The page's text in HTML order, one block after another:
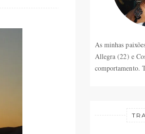
As minhas
Allegra (22) e
comportamento.